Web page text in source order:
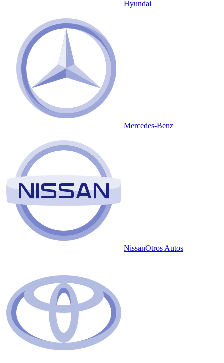
Hyundai
Mercedes-Benz
NissanOtros Autos